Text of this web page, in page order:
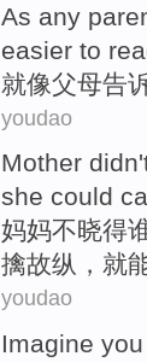
As any
easier to
就像父母告
youdao
Mother
she could
妈妈不晓得
擒故纵， 就
youdao
Imagine you